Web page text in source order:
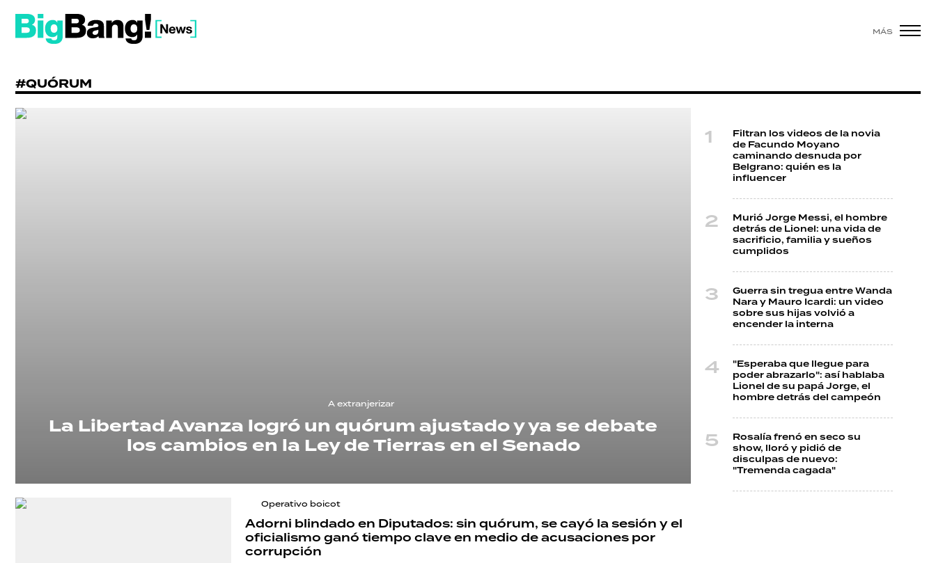
MÁS
#QUÓRUM
A extranjerizar
La Libertad Avanza logró un quórum ajustado y ya se debate
los cambios en la Ley de Tierras en el Senado
Operativo boicot
Adorni blindado en Diputados: sin quórum, se cayó la sesión y el
oficialismo ganó tiempo clave en medio de acusaciones por
corrupción
Filtran los videos de la novia
de Facundo Moyano
caminando desnuda por
Belgrano: quién es la
influencer
Murió Jorge Messi, el hombre
detrás de Lionel: una vida de
sacrificio, familia y sueños
cumplidos
Guerra sin tregua entre Wanda
Nara y Mauro Icardi: un video
sobre sus hijas volvió a
encender la interna
"Esperaba que llegue para
poder abrazarlo": así hablaba
Lionel de su papá Jorge, el
hombre detrás del campeón
Rosalía frenó en seco su
show, lloró y pidió de
disculpas de nuevo:
"Tremenda cagada"